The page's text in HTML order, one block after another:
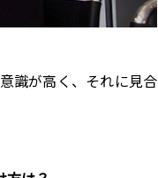
識が高く、それに見合